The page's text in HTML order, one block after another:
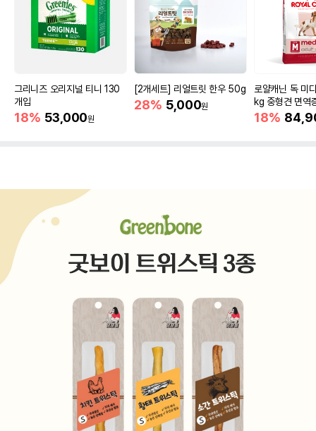
그리니즈 오리지널 티니 130
개입
18% 53,000원
[2개세트] 리얼트릿 한우 50g
28% 5,000원
로얄캐닌 독 미
kg 중형견 면역
18%